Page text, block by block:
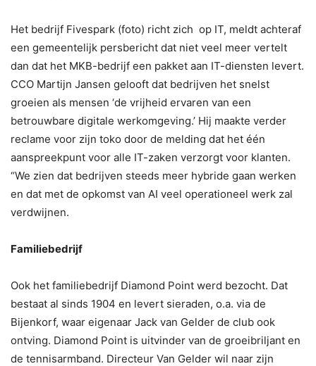
Het bedrijf Fivespark (foto) richt zich op IT, meldt achteraf
een gemeentelijk persbericht dat niet veel meer vertelt
dan dat het MKB-bedrijf een pakket aan IT-diensten levert.
CCO Martijn Jansen gelooft dat bedrijven het snelst
groeien als mensen ‘de vrijheid ervaren van een
betrouwbare digitale werkomgeving.’ Hij maakte verder
reclame voor zijn toko door de melding dat het één
aanspreekpunt voor alle IT-zaken verzorgt voor klanten.
“We zien dat bedrijven steeds meer hybride gaan werken
en dat met de opkomst van AI veel operationeel werk zal
verdwijnen.
Familiebedrijf
Ook het familiebedrijf Diamond Point werd bezocht. Dat
bestaat al sinds 1904 en levert sieraden, o.a. via de
Bijenkorf, waar eigenaar Jack van Gelder de club ook
ontving. Diamond Point is uitvinder van de groeibriljant en
de tennisarmband. Directeur Van Gelder wil naar zijn